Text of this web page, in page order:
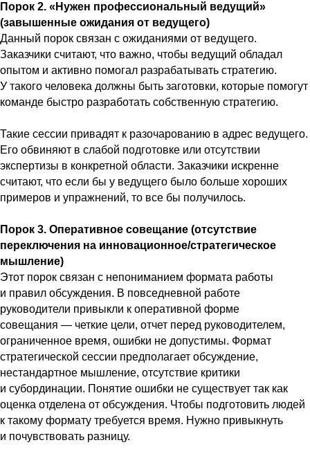
Порок 2. «Нужен профессиональный ведущий»
(завышенные ожидания от ведущего)
Данный порок связан с ожиданиями от ведущего.
Заказчики считают, что важно, чтобы ведущий обладал
опытом и активно помогал разрабатывать стратегию.
У такого человека должны быть заготовки, которые помогут
команде быстро разработать собственную стратегию.
Такие сессии привадят к разочарованию в адрес ведущего.
Его обвиняют в слабой подготовке или отсутствии
экспертизы в конкретной области. Заказчики искренне
считают, что если бы у ведущего было больше хороших
примеров и упражнений, то все бы получилось.
Порок 3. Оперативное совещание (отсутствие
переключения на инновационное/стратегическое
мышление)
Этот порок связан с непониманием формата работы
и правил обсуждения. В повседневной работе
руководители привыкли к оперативной форме
совещания — четкие цели, отчет перед руководителем,
ограниченное время, ошибки не допустимы. Формат
стратегической сессии предполагает обсуждение,
нестандартное мышление, отсутствие критики
и субординации. Понятие ошибки не существует так как
оценка отделена от обсуждения. Чтобы подготовить людей
к такому формату требуется время. Нужно привыкнуть
и почувствовать разницу.